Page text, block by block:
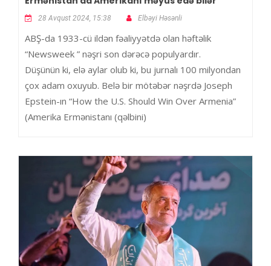
28 Avqust 2024, 15:38 Elbəyi Həsənli
ABŞ-da 1933-cü ildən fəaliyyətdə olan həftəlik
“Newsweek ” nəşri son dərəcə populyardır.
Düşünün ki, elə aylar olub ki, bu jurnalı 100 milyondan
çox adam oxuyub. Belə bir mötəbər nəşrdə Joseph
Epstein-ın “How the U.S. Should Win Over Armenia”
(Amerika Ermənistanı (qəlbini)